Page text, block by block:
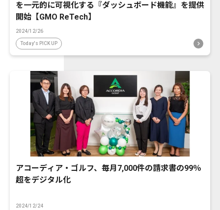
を一元的に可視化する『ダッシュボード機能』を提供
開始【GMO ReTech】
2024/12/26
Today's PICK UP
アコーディア・ゴルフ、毎月7,000件の請求書の99％
超をデジタル化
2024/12/24